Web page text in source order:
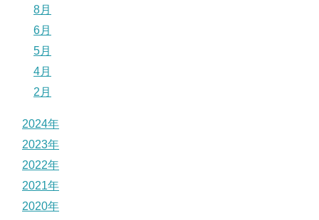
8月
6月
5月
4月
2月
2024年
2023年
2022年
2021年
2020年